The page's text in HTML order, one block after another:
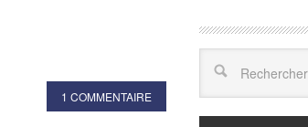
1 COMMENTAIRE